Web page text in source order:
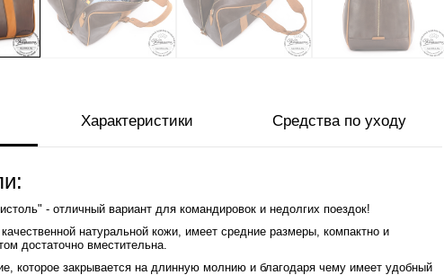
Характеристики Средства по уходу
- отличный вариант для командировок и недолгих поездок!
натуральной кожи, имеет средние размеры, компактно и
достаточно вместительна.
которое закрывается на длинную молнию и благодаря чему имеет удобный